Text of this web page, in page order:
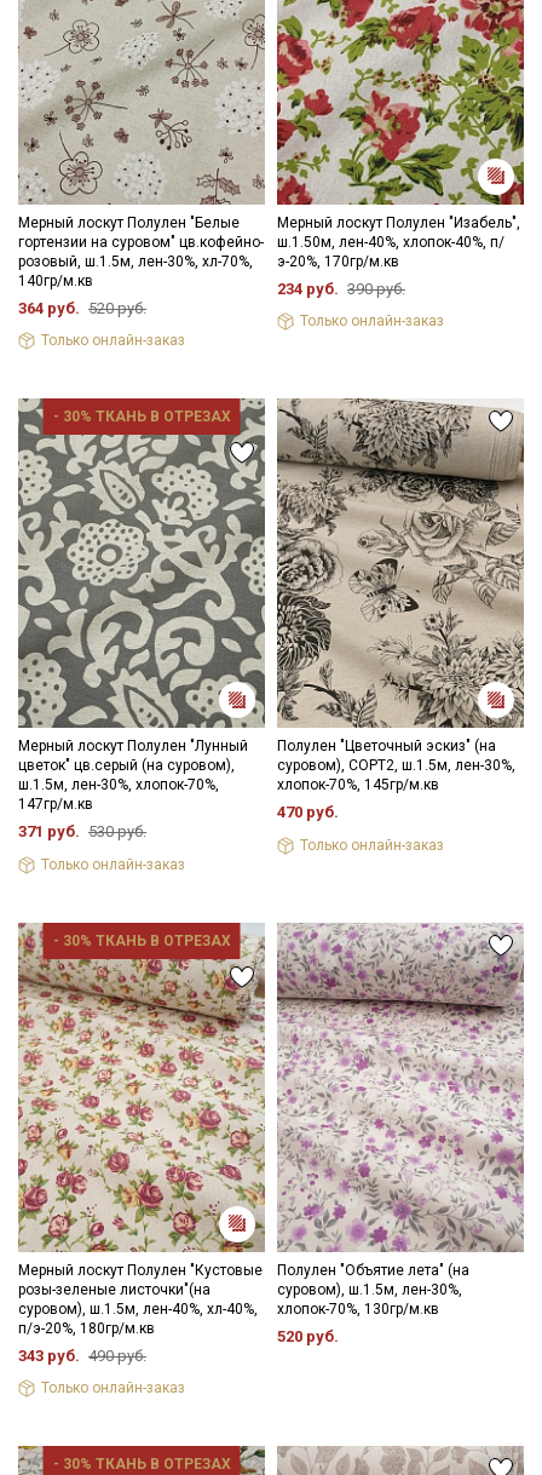
Мерный лоскут Полулен "Белые
гортензии на суровом" цв.кофейно-
розовый, ш.1.5м, лен-30%, хл-70%,
140гр/м.кв
364 руб. 520 руб.
Только онлайн-заказ
Мерный лоскут Полулен "Изабель",
ш.1.50м, лен-40%, хлопок-40%, п/
э-20%, 170гр/м.кв
234 руб. 390 руб.
Только онлайн-заказ
- 30% ТКАНЬ В ОТРЕЗАХ
Мерный лоскут Полулен "Лунный
цветок" цв.серый (на суровом),
ш.1.5м, лен-30%, хлопок-70%,
147гр/м.кв
371 руб. 530 руб.
Только онлайн-заказ
Полулен "Цветочный эскиз" (на
суровом), СОРТ2, ш.1.5м, лен-30%,
хлопок-70%, 145гр/м.кв
470 руб.
Только онлайн-заказ
- 30% ТКАНЬ В ОТРЕЗАХ
Мерный лоскут Полулен "Кустовые
розы-зеленые листочки"(на
суровом), ш.1.5м, лен-40%, хл-40%,
п/э-20%, 180гр/м.кв
343 руб. 490 руб.
Только онлайн-заказ
Полулен "Объятие лета" (на
суровом), ш.1.5м, лен-30%,
хлопок-70%, 130гр/м.кв
520 руб.
- 30% ТКАНЬ В ОТРЕЗАХ
данных
Даю
Согласие на получение рекламных и
информационных рассылок